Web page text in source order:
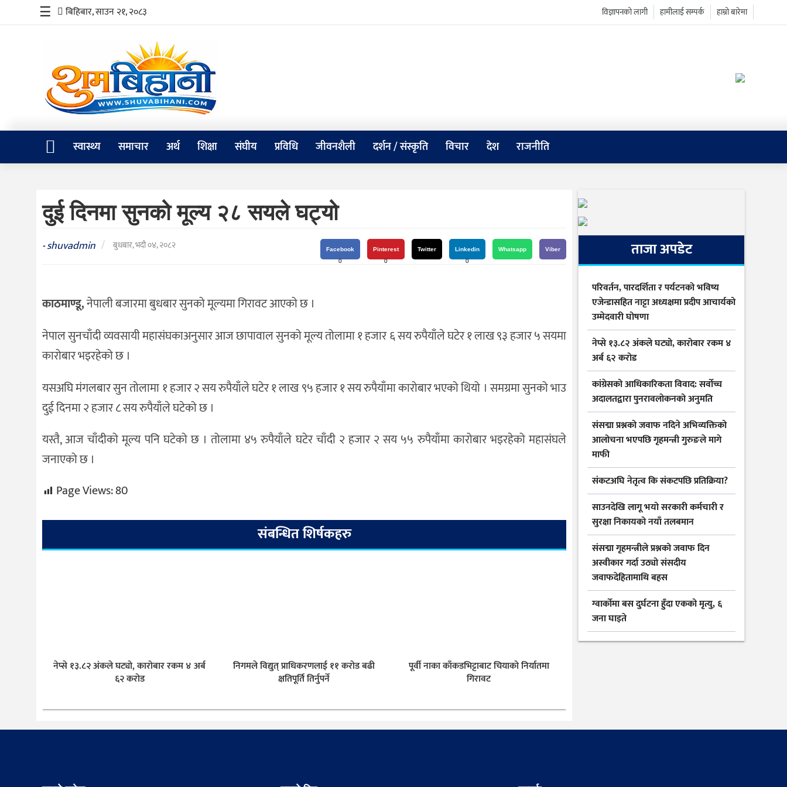
समाचार
संघीय
जीवनशैली
विचार
राजनीति
☰ बिहिबार, साउन २१, २०८३ हाम्रो बारेमा
हामीलाई सम्पर्क
विज्ञापनको लागी
स्वास्थ्य समाचार अर्थ शिक्षा संघीय प्रविधि जीवनशैली दर्शन / संस्कृति विचार देश राजनीति
दुई दिनमा सुनको मूल्य २८ सयले घट्यो
-shuvadmin / बुधबार, भदौ ०४, २०८२
Facebook
0
Pinterest
0
Twitter
Linkedin
0
Whatsapp Viber
काठमाण्डू,नेपाली बजारमा बुधबार सुनको मूल्यमा गिरावट आएको छ ।
नेपाल सुनचाँदी व्यवसायी महासंघकाअनुसार आज छापावाल सुनको मूल्य तोलामा १ हजार ६ सय रुपैयाँले घटेर १ लाख ९३ हजार ५ सयमा
कारोबार भइरहेको छ ।
यसअघि मंगलबार सुन तोलामा १ हजार २ सय रुपैयाँले घटेर १ लाख ९५ हजार १ सय रुपैयाँमा कारोबार भएको थियो । समग्रमा सुनको भाउ
दुई दिनमा २ हजार ८ सय रुपैयाँले घटेको छ ।
यस्तै, आज चाँदीको मूल्य पनि घटेको छ । तोलामा ४५ रुपैयाँले घटेर चाँदी २ हजार २ सय ५५ रुपैयाँमा कारोबार भइरहेको महासंघले
जनाएको छ ।
Page Views:80
संबन्धित शिर्षकहरु
नेप्से १३.८२ अंकले घट्यो, कारोबार रकम ४ अर्ब
६२ करोड
निगमले विद्युत् प्राधिकरणलाई ११ करोड बढी
क्षतिपूर्ति तिर्नुपर्ने
पूर्वी नाका काँकडभिट्टाबाट चियाको निर्यातमा
गिरावट
ताजा अपडेट
परिवर्तन, पारदर्शिता र पर्यटनको भविष्य
एजेन्डासहित नाट्टा अध्यक्षमा प्रदीप आचार्यको
उम्मेदवारी घोषणा
नेप्से १३.८२ अंकले घट्यो, कारोबार रकम ४
अर्ब ६२ करोड
कांग्रेसको आधिकारिकता विवाद: सर्वोच्च
अदालतद्वारा पुनरावलोकनको अनुमति
संसद्मा प्रश्नको जवाफ नदिने अभिव्यक्तिको
आलोचना भएपछि गृहमन्त्री गुरुङले मागे
माफी
संकटअघि नेतृत्व कि संकटपछि प्रतिक्रिया?
साउनदेखि लागू भयो सरकारी कर्मचारी र
सुरक्षा निकायको नयाँ तलबमान
संसद्मा गृहमन्त्रीले प्रश्नको जवाफ दिन
अस्वीकार गर्दा उठ्यो संसदीय
जवाफदेहितामाथि बहस
ग्वार्कोमा बस दुर्घटना हुँदा एकको मृत्यु, ६
जना घाइते